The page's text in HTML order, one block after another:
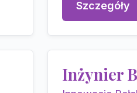
Szczegóły
Inżynier